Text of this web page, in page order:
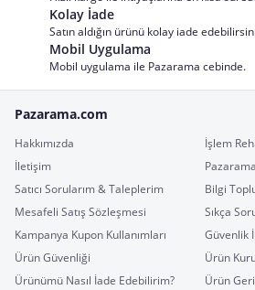
Kolay İade
Satın aldığın ürünü kolay iade
Mobil Uygulama
Mobil uygulama ile Pazarama cebinde.
Pazarama.com
Hakkımızda
İşlem
İletişim
Satıcı Sorularım & Taleplerim
Bilgi
Mesafeli Satış Sözleşmesi
Sıkça
Kampanya Kupon Kullanımları
Güvenlik
Ürün Güvenliği
Ürün
Ürünümü Nasıl İade Edebilirim?
Ürün